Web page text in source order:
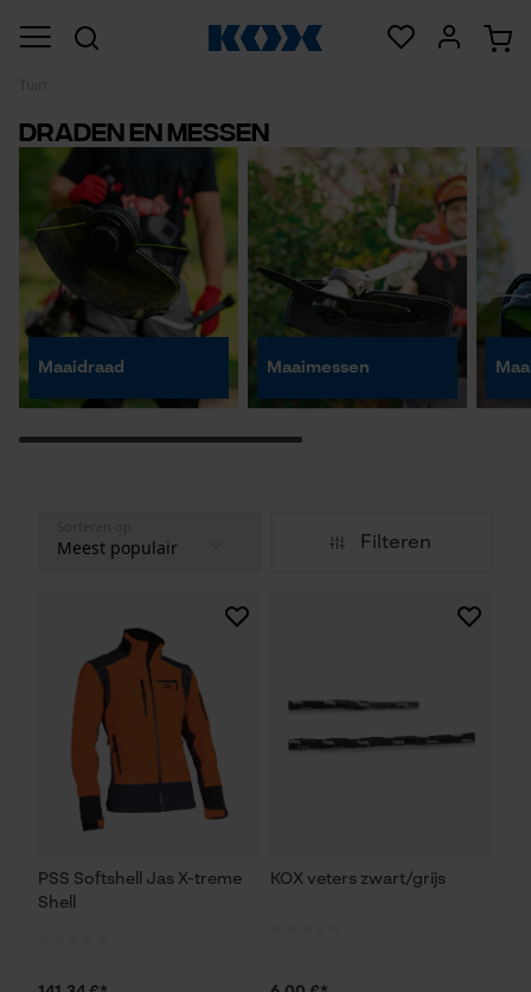
Draden en messen
Maaidraad Maaimessen
Filteren
PSS Softshell Jas X-treme
Shell
KOX veters zwart/grijs